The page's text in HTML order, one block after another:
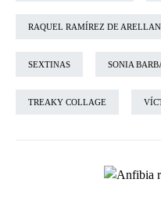
RAQUEL RAMÍREZ DE
SEXTINAS SONIA
TREAKY COLLAGE